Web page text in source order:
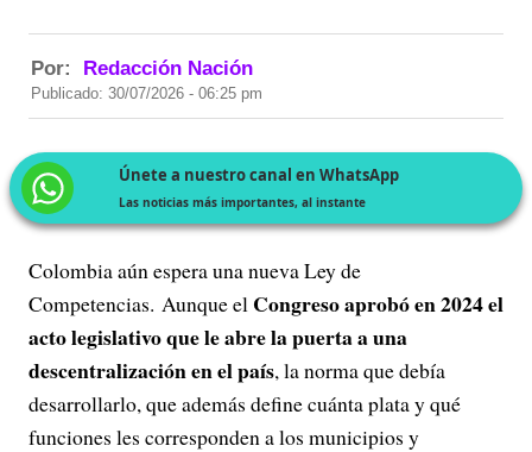
Por: Redacción Nación
Publicado: 30/07/2026 - 06:25 pm
Únete a nuestro canal en WhatsApp
Las noticias más importantes, al instante
Colombia aún espera una nueva Ley de
Competencias. Aunque el Congreso aprobó en 2024 el
acto legislativo que le abre la puerta a una
descentralización en el país, la norma que debía
desarrollarlo, que además define cuánta plata y qué
funciones les corresponden a los municipios y